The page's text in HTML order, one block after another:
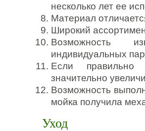
несколько лет ее
Материал
Широкий
Возможность
индивидуальных
Если правильно
значительно
Возможность
мойка получила
Уход